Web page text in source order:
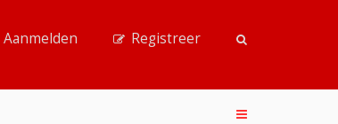
Aanmelden Registreer